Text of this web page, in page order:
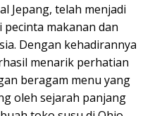
Jepang, telah menjadi
makanan dan
Dengan kehadirannya
menarik perhatian
beragam menu yang
oleh sejarah panjang